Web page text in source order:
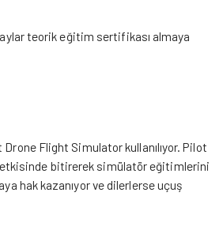
teorik eğitim sertifikası almaya
Flight Simulator kullanılıyor. Pilot
etkisinde bitirerek simülatör eğitimlerini
hak kazanıyor ve dilerlerse uçuş